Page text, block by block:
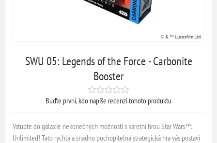
SWU 05: Legends of the Force - Carbonite
Booster
Buďte první, kdo napíše recenzi tohoto produktu
Vstupte do galaxie nekonečných možností s karetní hrou Star Wars™:
Unlimited! Tato rychlá a snadno pochopitelná strategická hra vás postaví